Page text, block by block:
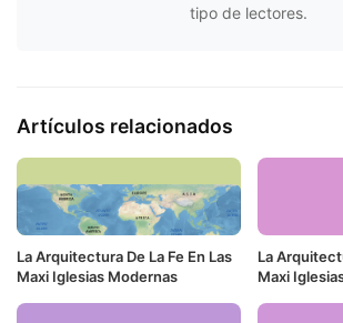
tipo de lectores.
Artículos relacionados
La Arquitectura De La Fe En Las
Maxi Iglesias Modernas
La
Maxi